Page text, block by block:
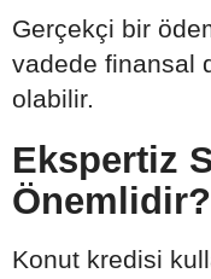
Gerçekçi bir
vadede finansal
olabilir.
Ekspertiz
Önemlidir?
Konut kredisi